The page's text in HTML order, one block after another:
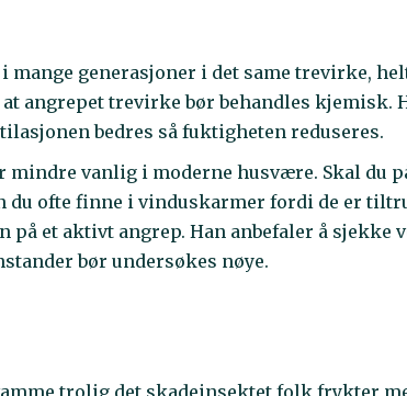
mange generasjoner i det same trevirke,
angrepet trevirke bør behandles kjemisk.
bedres så fuktigheten reduseres.
vanlig i moderne husvære. Skal du
du ofte finne i vinduskarmer fordi de er
på et aktivt angrep. Han anbefaler å sjekke
bør undersøkes nøye.